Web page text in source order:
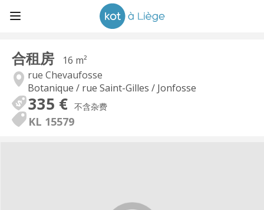
合租房
16 m²
rue Chevaufosse
Botanique / rue Saint-Gilles / Jonfosse
335 € 不含杂费
KL 15579